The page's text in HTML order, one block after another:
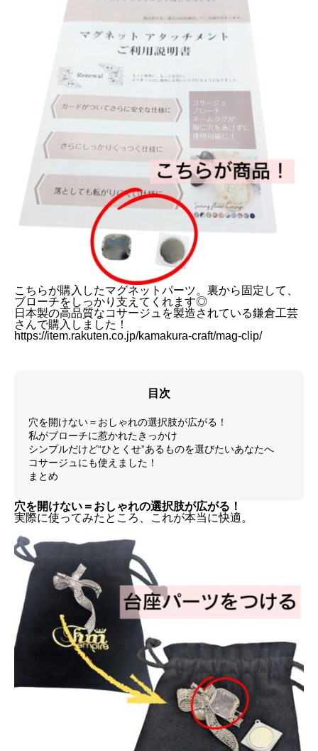
こちらが購入したマグネットパーツ。裏から固定して、
ブローチをしっかり支えてくれます◎
日本製の高品質なコサージュを製造されている鎌倉工芸
さんで購入しました！
https://item.rakuten.co.jp/kamakura-craft/mag-clip/
目次
穴を開けない＝おしゃれの選択肢が広がる！
私がブローチに惹かれたきっかけ
シンプルだけど“ひとくせ”あるものを選びたいあなたへ
コサージュにも使えました！
まとめ
穴を開けない＝おしゃれの選択肢が広がる！
実際に使ってみたところ、これが本当に快適。